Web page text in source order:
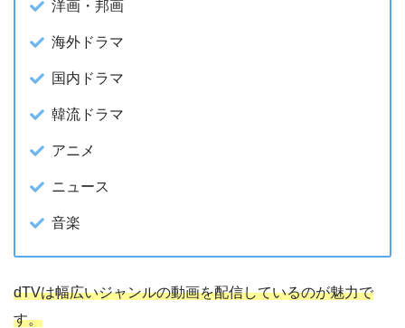
洋画・邦画
海外ドラマ
国内ドラマ
韓流ドラマ
アニメ
ニュース
音楽
dTVは幅広いジャンルの動画を配信しているのが魅力で
す。